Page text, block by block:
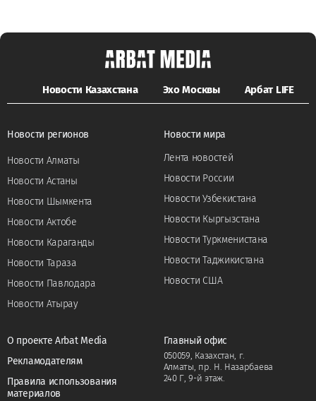
Новости Казахстана Эхо Москвы Арбат LIFE
Новости регионов
Новости Алматы
Новости Астаны
Новости Шымкента
Новости Актобе
Новости Караганды
Новости Тараза
Новости Павлодара
Новости Атырау
Новости мира
Лента новостей
Новости России
Новости Узбекистана
Новости Кыргызстана
Новости Туркменистана
Новости Таджикистана
Новости США
О проекте Arbat Media
Рекламодателям
Правила использования
материалов
Главный офис
050059, Казахстан, г.
Алматы, пр. Н. Назарбаева
240 Г, 9-й этаж.